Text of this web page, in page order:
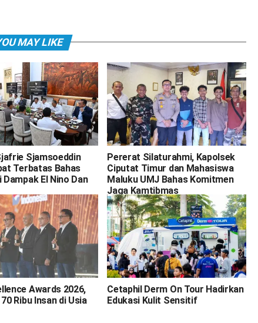
MAY LIKE
Sjamsoeddin
Terbatas Bahas
El Nino Dan
Pererat Silaturahmi, Kapolsek
Ciputat Timur dan Mahasiswa
Maluku UMJ Bahas Komitmen
Jaga Kamtibmas
Awards 2026,
Ribu Insan di Usia
Cetaphil Derm On Tour Hadirkan
Edukasi Kulit Sensitif